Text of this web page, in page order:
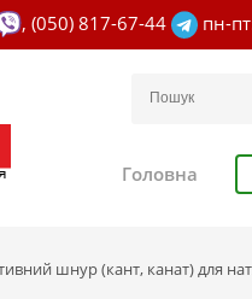
, (050) 817-67-44 пн-
Головна
шнур (кант, канат) для